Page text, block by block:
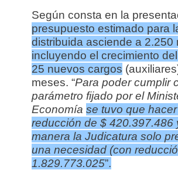
Según consta en la
presupuesto estimado para
distribuida asciende a 2.250
incluyendo el crecimiento
25 nuevos cargos
meses. “Para poder cumplir
parámetro fijado por el
Economía se tuvo que
reducción de $ 420.397.486
manera la Judicatura solo
una necesidad (con
1.829.773.025”.